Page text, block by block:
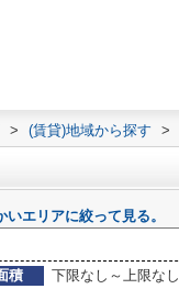
> (賃貸)地域から探す >
エリアに絞って見る。
積 下限なし～上限なし